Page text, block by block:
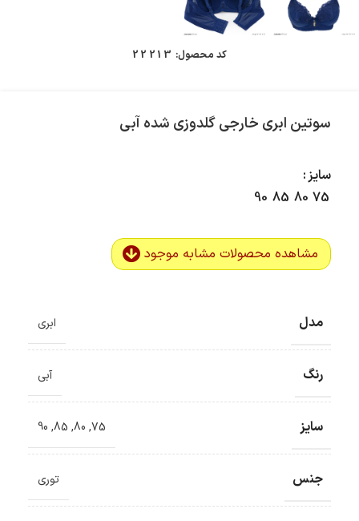
کد محصول: 22213
سوتین ابری خارجی گلدوزی شده آبی
سایز
75
80
85
90
مشاهده محصولات مشابه موجود
مدل ابری
رنگ آبی
سایز 75
,
80
,
85
,
90
جنس توری